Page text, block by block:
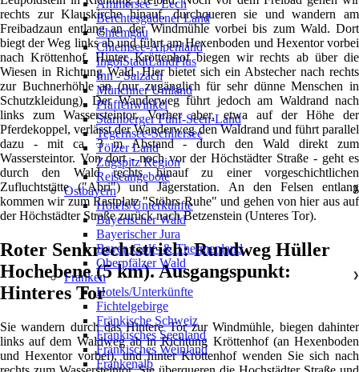
rechts zur Klauskirche hinauf, durchqueren sie und wandern am
Freibadzaun entlang an der Windmühle vorbei bis zum Wald. Dort
biegt der Weg links ab und führt am Hexenboden und Hexentor vorbei
nach Kröttenhof. Hinter Kröttenhof biegen wir rechts ab über die
Wiesen in Richtung Wald. Hier bietet sich ein Abstecher nach rechts
zur Buchnerhöhle an (nur zugänglich für sehr dünne Menschen in
Schutzkleidung). Der Wanderweg führt jedoch am Waldrand nach
links zum Wassersteintor. Vorher aber, etwa auf der Höhe der
Pferdekoppel, verlässt der Wanderweg den Waldrand und führt parallel
dazu - mit ca. 3 m Abstand - durch den Wald direkt zum
Wassersteintor. Von dort - noch vor der Höchstädter Straße - geht es
durch den Wald rechts hinauf zu einer vorgeschichtlichen
Zufluchtstätte ("Abri") und Jägerstation. An den Felsen entlang
kommen wir zum Rastplatz "Stöhrs Ruhe" und gehen von hier aus auf
der Höchstädter Straße zurück nach Betzenstein (Unteres Tor).
Roter Senkrechtstrich: Rundweg Hüller
Hochebene (5 km). Ausgangspunkt:
Hinteres Tor
Sie wandern durch das Hintere Tor zur Windmühle, biegen dahinter
links auf dem Waldweg ab in Richtung Kröttenhof (an Hexenboden
und Hexentor vorbei), und hinter Kröttenhof wenden Sie sich nach
Ammersee - Lech
Berchtesgadener Land
Chiemgau
Chiemsee-Alpenland
IngolStadtLandPlus
Inn - Salzach
Münchner Umland
Pfaffenwinkel
Starnberger Fünf-Seen-Land
Tegernsee-Schliersee
Tölzer Land
Zugspitz Region
Reiseangebote
Ostbayern
❯
Hotels/Unterkünfte
Bayerischer Wald
Bayerischer Jura
Bayer. Golf- & Thermenland
Oberpfälzer Wald
Franken
❯
Hotels/Unterkünfte
Fichtelgebirge
Fränkische Schweiz
Fränkisches Seenland
Fränkisches Weinland
Frankenalb